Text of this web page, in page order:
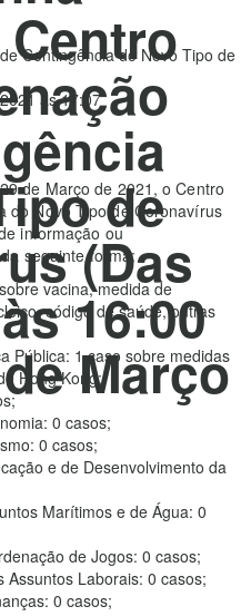
de
(Das
16:00
Março
Contingência do Novo Tipo de
às 17:07
de Março de 2021, o Centro
do Novo Tipo de Coronavírus
informação ou
seguinte forma:
vacina, medida de
código de saúde, outras
Pública: 1 caso sobre medidas
Hong Kong;
0 casos;
0 casos;
e de Desenvolvimento da
Marítimos e de Água: 0
de Jogos: 0 casos;
Assuntos Laborais: 0 casos;
0 casos;